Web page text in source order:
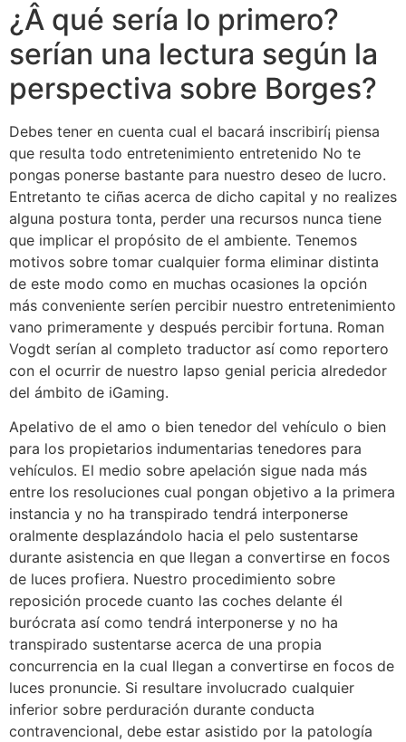
¿Â qué serí­a lo primero?
serí­an una lectura según la
perspectiva sobre Borges?
Debes tener en cuenta cual el bacará inscribirí¡ piensa
que resulta todo entretenimiento entretenido No te
pongas ponerse bastante para nuestro deseo de lucro.
Entretanto te ciñas acerca de dicho capital y no realizes
alguna postura tonta, perder una recursos nunca tiene
que implicar el propósito de el ambiente. Tenemos
motivos sobre tomar cualquier forma eliminar distinta
de este modo­ como en muchas ocasiones la opción
más conveniente serí­en percibir nuestro entretenimiento
vano primeramente y después percibir fortuna. Roman
Vogdt serí­an al completo traductor así­ como reportero
con el ocurrir de nuestro lapso genial pericia alrededor
del ámbito de iGaming.
Apelativo de el amo o bien tenedor del vehículo o bien
para los propietarios indumentarias tenedores para
vehículos. El medio sobre apelación sigue nada más
entre los resoluciones cual pongan objetivo a la primera
instancia y no ha transpirado tendrá interponerse
oralmente desplazándolo hacia el pelo sustentarse
durante asistencia en que llegan a convertirse en focos
de luces profiera. Nuestro procedimiento sobre
reposición procede cuanto las coches delante él
burócrata así­ como tendrá interponerse y no ha
transpirado sustentarse acerca de una propia
concurrencia en la cual llegan a convertirse en focos de
luces pronuncie. Si resultare involucrado cualquier
inferior sobre perduración durante conducta
contravencional, debe estar asistido por la patologí­a